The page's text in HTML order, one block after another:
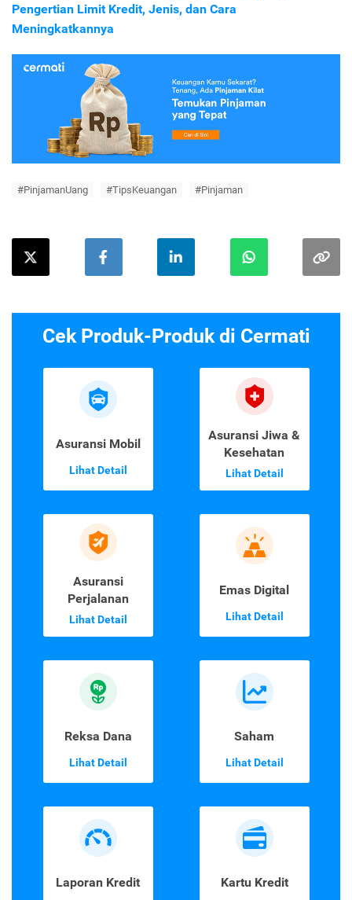
Pengertian Limit Kredit, Jenis, dan Cara
Meningkatkannya
#PinjamanUang #TipsKeuangan #Pinjaman
Cek Produk-Produk di Cermati
Asuransi Mobil
Lihat Detail
Asuransi Jiwa &
Kesehatan
Lihat Detail
Asuransi
Perjalanan
Lihat Detail
Emas Digital
Lihat Detail
Reksa Dana
Lihat Detail
Saham
Lihat Detail
Laporan Kredit Kartu Kredit